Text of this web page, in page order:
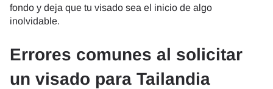
fondo y deja que tu visado sea el inicio de algo
inolvidable.
Errores comunes al solicitar
un visado para Tailandia